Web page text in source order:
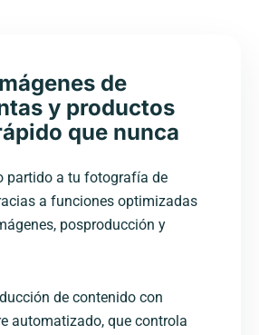
de
y productos
que nunca
partido a tu fotografía de
a funciones optimizadas
posproducción y
de contenido con
automatizado, que controla